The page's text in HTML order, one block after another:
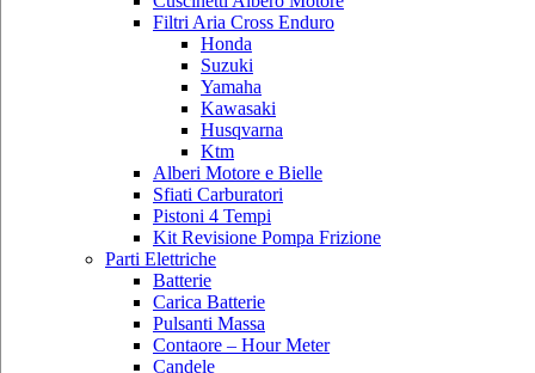
Filtri Aria Cross Enduro
Honda
Suzuki
Yamaha
Kawasaki
Husqvarna
Ktm
Alberi Motore e Bielle
Sfiati Carburatori
Pistoni 4 Tempi
Kit Revisione Pompa Frizione
Parti Elettriche
Batterie
Carica Batterie
Pulsanti Massa
Contaore – Hour Meter
Candele